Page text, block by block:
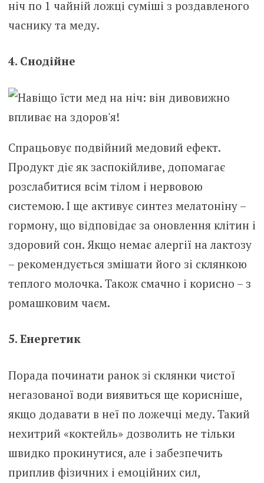
ніч по 1 чайній ложці суміші з роздавленого
часнику та меду.
4. Снодійне
Спрацьовує подвійний медовий ефект.
Продукт діє як заспокійливе, допомагає
розслабитися всім тілом і нервовою
системою. І ще активує синтез мелатоніну –
гормону, що відповідає за оновлення клітин і
здоровий сон. Якщо немає алергії на лактозу
– рекомендується змішати його зі склянкою
теплого молочка. Також смачно і корисно – з
ромашковим чаєм.
5. Енергетик
Порада починати ранок зі склянки чистої
негазованої води виявиться ще корисніше,
якщо додавати в неї по ложечці меду. Такий
нехитрий «коктейль» дозволить не тільки
швидко прокинутися, але і забезпечить
приплив фізичних і емоційних сил,